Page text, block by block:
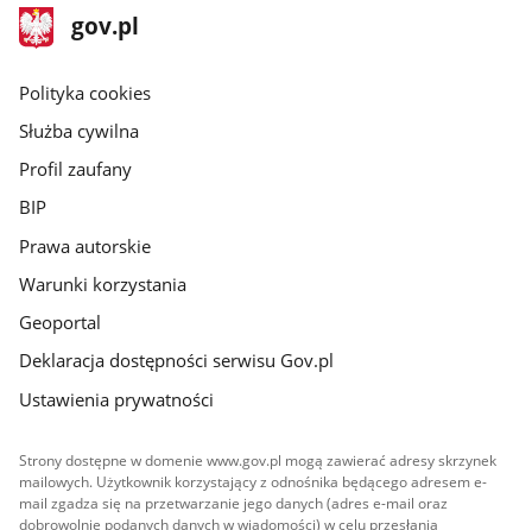
stopka
gov.pl
Strona
gov.pl
gov.pl
Polityka cookies
Służba cywilna
Profil zaufany
BIP
Prawa autorskie
Warunki korzystania
Geoportal
Deklaracja dostępności serwisu Gov.pl
Ustawienia prywatności
Strony dostępne w domenie www.gov.pl mogą zawierać adresy skrzynek
mailowych. Użytkownik korzystający z odnośnika będącego adresem e-
mail zgadza się na przetwarzanie jego danych (adres e-mail oraz
dobrowolnie podanych danych w wiadomości) w celu przesłania